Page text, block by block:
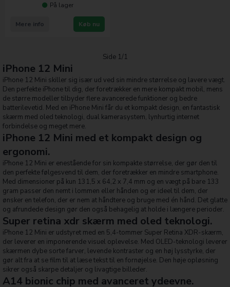
På lager
Køb nu
Mere info
Side 1/1
iPhone 12 Mini
iPhone 12 Mini skiller sig især ud ved sin mindre størrelse og lavere vægt.
Den perfekte iPhone til dig, der foretrækker en mere kompakt mobil, mens
de større modeller tilbyder flere avancerede funktioner og bedre
batterilevetid. Med en iPhone Mini får du et kompakt design, en fantastisk
skærm med oled teknologi, dual kamerasystem, lynhurtig internet
forbindelse og meget mere.
iPhone 12 Mini med et kompakt design og
ergonomi.
iPhone 12 Mini er enestående for sin kompakte størrelse, der gør den til
den perfekte følgesvend til dem, der foretrækker en mindre smartphone.
Med dimensioner på kun 131,5 x 64,2 x 7,4 mm og en vægt på bare 133
gram passer den nemt i lommen eller hånden og er ideel til dem, der
ønsker en telefon, der er nem at håndtere og bruge med én hånd. Det glatte
og afrundede design gør den også behagelig at holde i længere perioder.
Super retina xdr skærm med oled teknologi.
iPhone 12 Mini er udstyret med en 5,4-tommer Super Retina XDR-skærm,
der leverer en imponerende visuel oplevelse. Med OLED-teknologi leverer
skærmen dybe sorte farver, levende kontraster og en høj lysstyrke, der
gør alt fra at se film til at læse tekst til en fornøjelse. Den høje opløsning
sikrer også skarpe detaljer og livagtige billeder.
A14 bionic chip med avanceret ydeevne.